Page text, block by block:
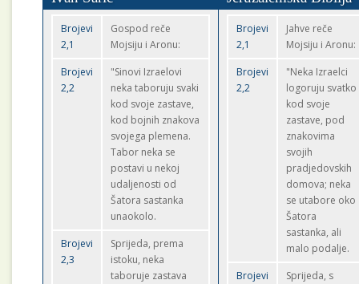
Brojevi
2,1
Gospod reče
Mojsiju i Aronu:
Brojevi
2,2
"Sinovi Izraelovi
neka taboruju svaki
kod svoje zastave,
kod bojnih znakova
svojega plemena.
Tabor neka se
postavi u nekoj
udaljenosti od
Šatora sastanka
unaokolo.
Brojevi
2,3
Sprijeda, prema
istoku, neka
taboruje zastava
Brojevi
2,1
Jahve reče
Mojsiju i Aronu:
Brojevi
2,2
"Neka Izraelci
logoruju svatko
kod svoje
zastave, pod
znakovima
svojih
pradjedovskih
domova; neka
se utabore oko
Šatora
sastanka, ali
malo podalje.
Brojevi
Sprijeda, s